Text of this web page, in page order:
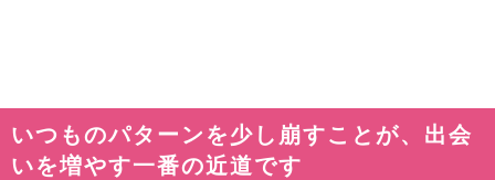
いつものパターンを少し崩すことが、出会
いを増やす一番の近道です